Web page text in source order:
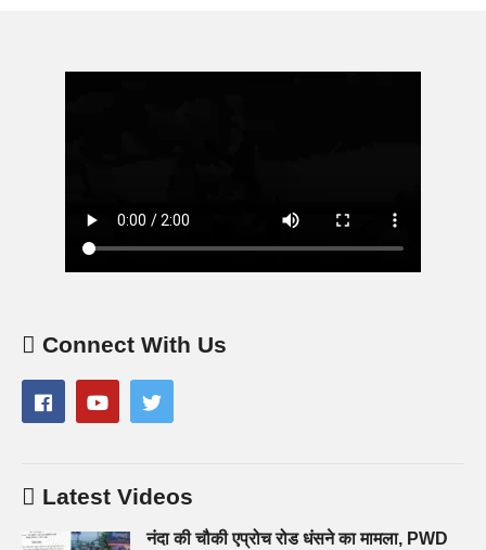
Connect With Us
Latest Videos
नंदा की चौकी एप्रोच रोड धंसने का मामला, PWD